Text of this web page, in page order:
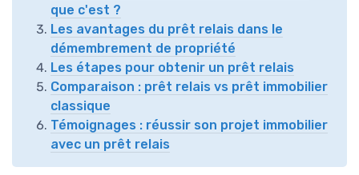
que c'est ?
Les avantages du prêt relais dans le
démembrement de propriété
Les étapes pour obtenir un prêt relais
Comparaison : prêt relais vs prêt immobilier
classique
Témoignages : réussir son projet immobilier
avec un prêt relais